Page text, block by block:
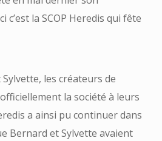
c’est la SCOP Heredis qui fête
les créateurs de
la société à leurs
a ainsi pu continuer dans
Bernard et Sylvette avaient